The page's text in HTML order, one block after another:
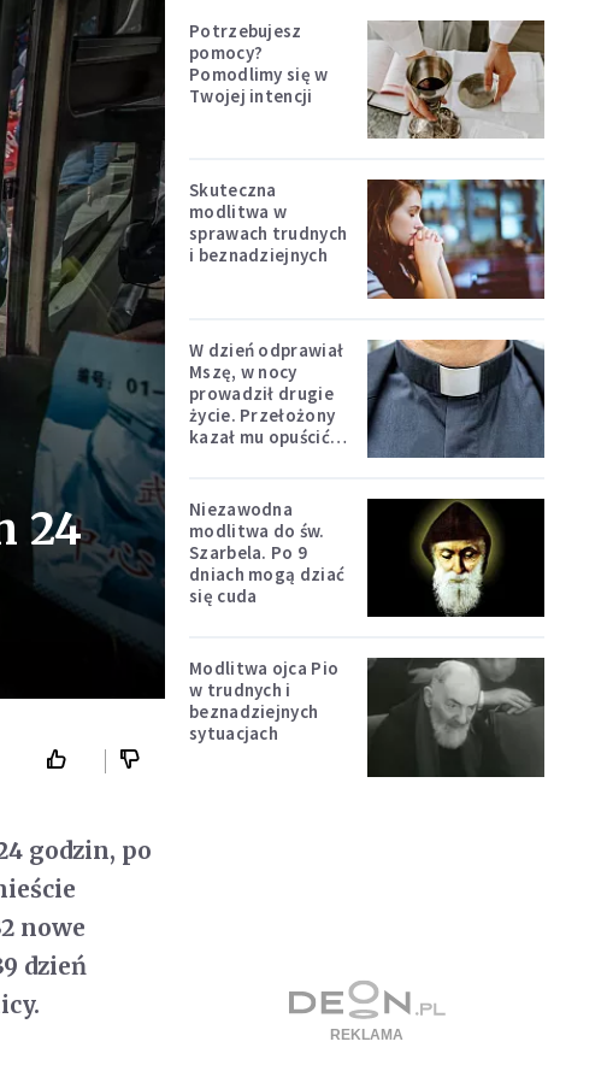
24
godzin, po
nowe
dzień
Potrzebujesz
pomocy?
Pomodlimy się w
Twojej intencji
Skuteczna
modlitwa w
sprawach trudnych
i beznadziejnych
W dzień odprawiał
Mszę, w nocy
prowadził drugie
życie. Przełożony
kazał mu opuścić
Niezawodna
modlitwa do św.
Szarbela. Po 9
dniach mogą dziać
się cuda
Modlitwa ojca Pio
w trudnych i
beznadziejnych
sytuacjach